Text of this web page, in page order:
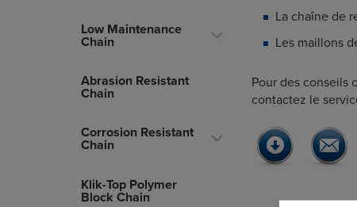
Low Maintenance
Chain
Abrasion Resistant
Chain
Corrosion Resistant
Chain
Klik-Top Polymer
Block Chain
La chaîne de
Les maillons
Pour des conseils
contactez le